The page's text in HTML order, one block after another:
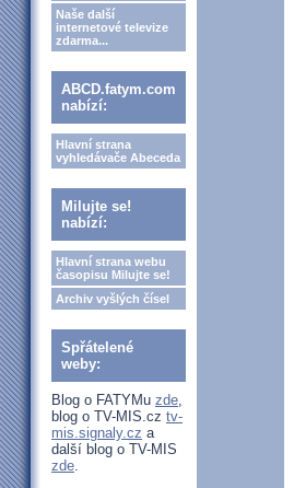
Naše další
internetové televize
zdarma...
ABCD.fatym.com
nabízí:
Hlavní strana
vyhledávače Abeceda
Milujte se!
nabízí:
Hlavní strana webu
časopisu Milujte se!
Archiv vyšlých čísel
Spřátelené
weby:
Blog o FATYMu zde,
blog o TV-MIS.cz tv-
mis.signaly.cz a
další blog o TV-MIS
zde.